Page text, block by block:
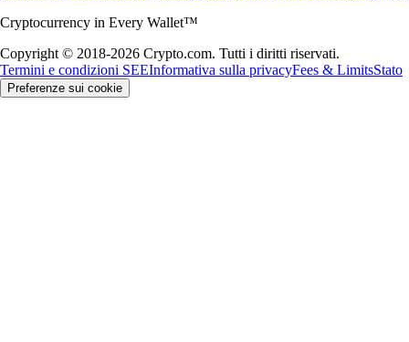
Cryptocurrency in Every Wallet™
Copyright © 2018-2026 Crypto.com. Tutti i diritti riservati.
Termini e condizioni SEEInformativa sulla privacyFees & LimitsStato
Preferenze sui cookie